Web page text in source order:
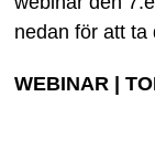
nedan för att ta
WEBINAR |